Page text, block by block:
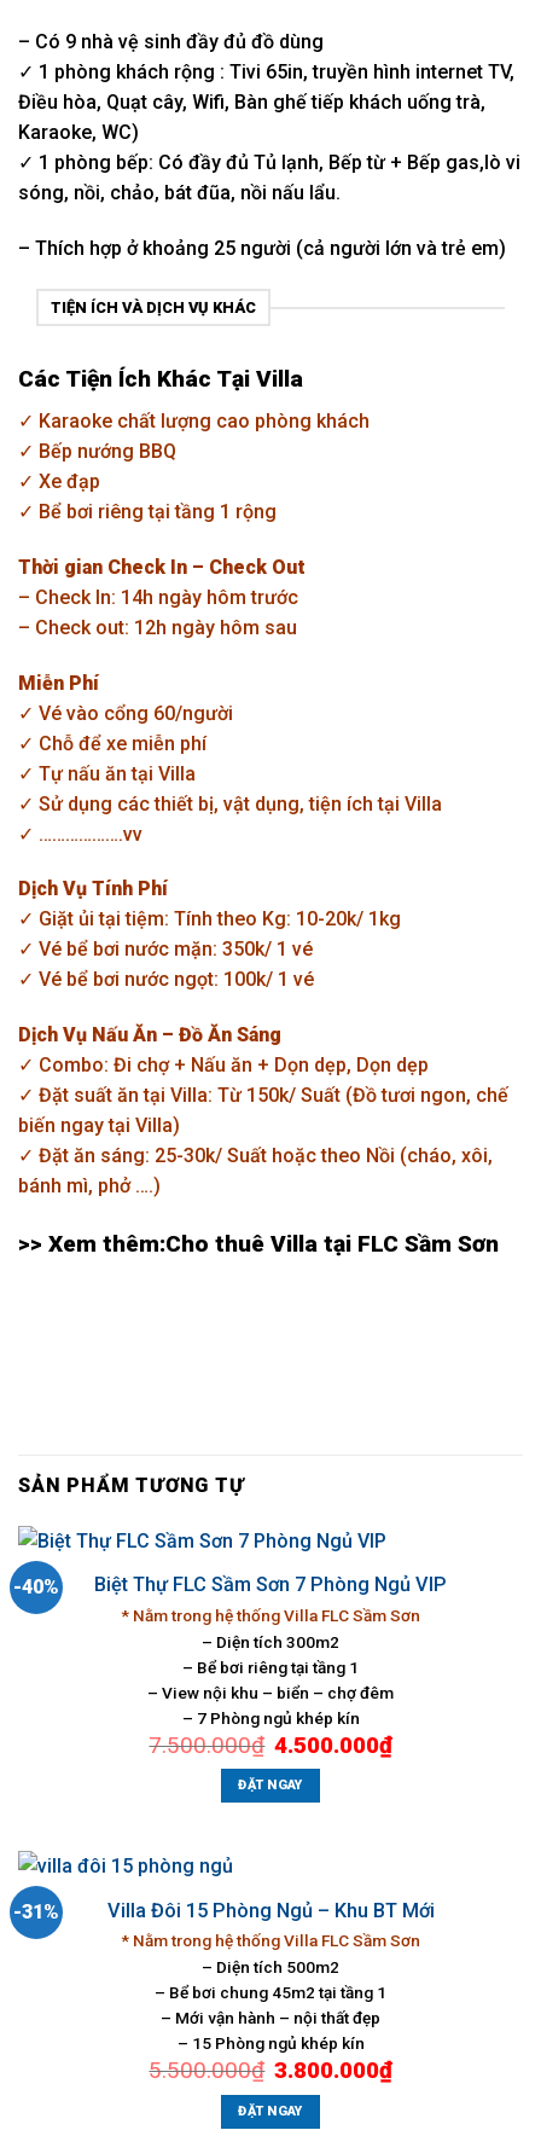
– Có 9 nhà vệ sinh đầy đủ đồ dùng
✓ 1 phòng khách rộng : Tivi 65in, truyền hình internet TV,
Điều hòa, Quạt cây, Wifi, Bàn ghế tiếp khách uống trà,
Karaoke, WC)
✓ 1 phòng bếp: Có đầy đủ Tủ lạnh, Bếp từ + Bếp gas,lò vi
sóng, nồi, chảo, bát đũa, nồi nấu lẩu.
– Thích hợp ở khoảng 25 người (cả người lớn và trẻ em)
TIỆN ÍCH VÀ DỊCH VỤ KHÁC
Các Tiện Ích Khác Tại Villa
✓ Karaoke chất lượng cao phòng khách
✓ Bếp nướng BBQ
✓ Xe đạp
✓ Bể bơi riêng tại tầng 1 rộng
Thời gian Check In – Check Out
– Check In: 14h ngày hôm trước
– Check out: 12h ngày hôm sau
Miễn Phí
✓ Vé vào cổng 60/người
✓ Chỗ để xe miễn phí
✓ Tự nấu ăn tại Villa
✓ Sử dụng các thiết bị, vật dụng, tiện ích tại Villa
✓ ……………….vv
Dịch Vụ Tính Phí
✓ Giặt ủi tại tiệm: Tính theo Kg: 10-20k/ 1kg
✓ Vé bể bơi nước mặn: 350k/ 1 vé
✓ Vé bể bơi nước ngọt: 100k/ 1 vé
Dịch Vụ Nấu Ăn – Đồ Ăn Sáng
✓ Combo: Đi chợ + Nấu ăn + Dọn dẹp, Dọn dẹp
✓ Đặt suất ăn tại Villa: Từ 150k/ Suất (Đồ tươi ngon, chế
biến ngay tại Villa)
✓ Đặt ăn sáng: 25-30k/ Suất hoặc theo Nồi (cháo, xôi,
bánh mì, phở ….)
>> Xem thêm:Cho thuê Villa tại FLC Sầm Sơn
SẢN PHẨM TƯƠNG TỰ
-40% Biệt Thự FLC Sầm Sơn 7 Phòng Ngủ VIP
* Nằm trong hệ thống Villa FLC Sầm Sơn
– Diện tích 300m2
– Bể bơi riêng tại tầng 1
– View nội khu – biển – chợ đêm
– 7 Phòng ngủ khép kín
7.500.000₫ Giá
gốc
là:
7.500.000₫.
4.500.000₫Giá
hiện
ĐẶT NGAY
-31% Villa Đôi 15 Phòng Ngủ – Khu BT Mới
* Nằm trong hệ thống Villa FLC Sầm Sơn
– Diện tích 500m2
– Bể bơi chung 45m2 tại tầng 1
– Mới vận hành – nội thất đẹp
– 15 Phòng ngủ khép kín
5.500.000₫ Giá
gốc
là:
5.500.000₫.
3.800.000₫Giá
hiện
ĐẶT NGAY